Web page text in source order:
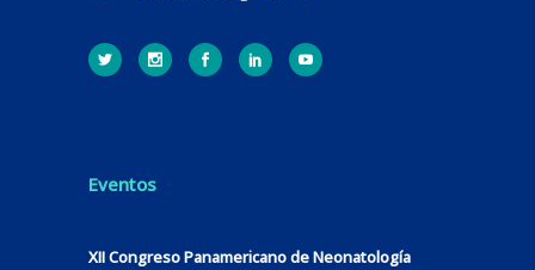
Eventos
XII Congreso Panamericano de Neonatología